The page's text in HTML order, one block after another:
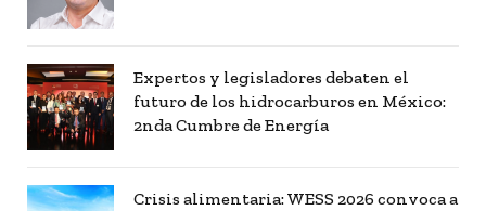
Expertos y legisladores debaten el
futuro de los hidrocarburos en México:
2nda Cumbre de Energía
Crisis alimentaria: WESS 2026 convoca a